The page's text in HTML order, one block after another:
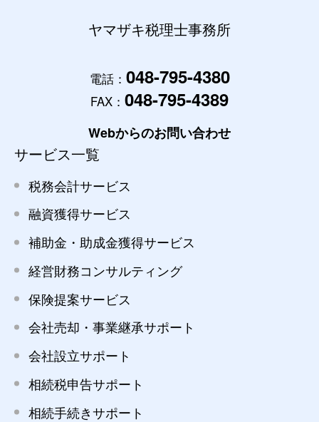
ヤマザキ税理士事務所
電話： 048-795-4380
FAX： 048-795-4389
Webからのお問い合わせ
サービス一覧
税務会計サービス
融資獲得サービス
補助金・助成金獲得サービス
経営財務コンサルティング
保険提案サービス
会社売却・事業継承サポート
会社設立サポート
相続税申告サポート
相続手続きサポート